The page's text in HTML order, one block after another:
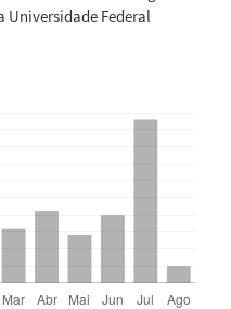
Universidade Federal